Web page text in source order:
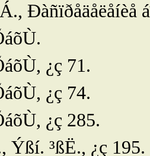
Ðàñïðåäåëåíèå
¿ç 71.
¿ç 74.
¿ç 285.
Ýßí. ³ßË., ¿ç 195.